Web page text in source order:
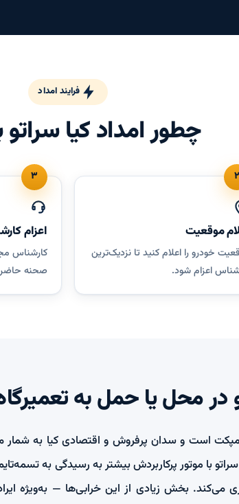
فرایند امداد
چطور امداد کیا سراتو
۲
موقعیت
خودرو را اعلام کنید تا نزدیک‌ترین
اعزام شود.
۳
اعزام
کارشناس
صحنه
در محل یا حمل به
است و سدان پرفروش و اقتصادی کیا به شمار
با موتور پرکاربردش بیشتر به رسیدگی به
می‌کند. بخش زیادی از این خرابی‌ها — به‌ویژه